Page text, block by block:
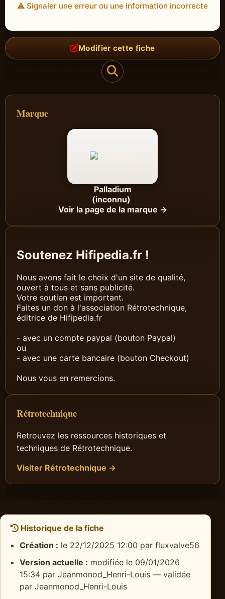
⚠️ Signaler une erreur ou une information incorrecte
Modifier cette fiche
Marque
Palladium
(inconnu)
Voir la page de la marque →
Soutenez Hifipedia.fr !
Nous avons fait le choix d'un site de qualité,
ouvert à tous et sans publicité.
Votre soutien est important.
Faites un don à l'association Rétrotechnique,
éditrice de Hifipedia.fr
- avec un compte paypal (bouton Paypal)
ou
- avec une carte bancaire (bouton Checkout)
Nous vous en remercions.
Rétrotechnique
Retrouvez les ressources historiques et
techniques de Rétrotechnique.
Visiter Rétrotechnique →
Historique de la fiche
Création : le 22/12/2025 12:00 par fluxvalve56
Version actuelle : modifiée le 09/01/2026
15:34 par Jeanmonod_Henri-Louis — validée
par Jeanmonod_Henri-Louis